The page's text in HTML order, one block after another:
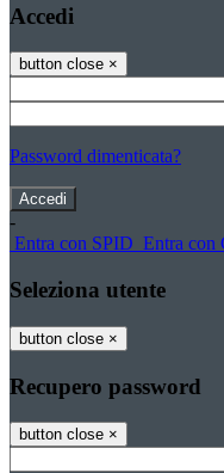
Accedi
button close ×
Password dimenticata?
-
Entra con SPID Entra con
Seleziona utente
button close ×
Recupero password
button close ×